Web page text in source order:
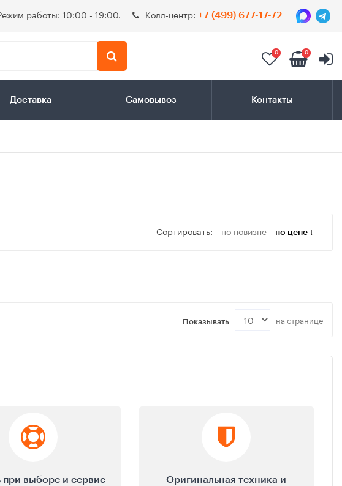
работы: 10:00 - 19:00. Колл-центр: +7 (499) 677-17-72
0 0
Доставка Самовывоз Контакты
Сортировать: по новизне по цене
Показывать на странице
выборе и сервис
Оригинальная техника и